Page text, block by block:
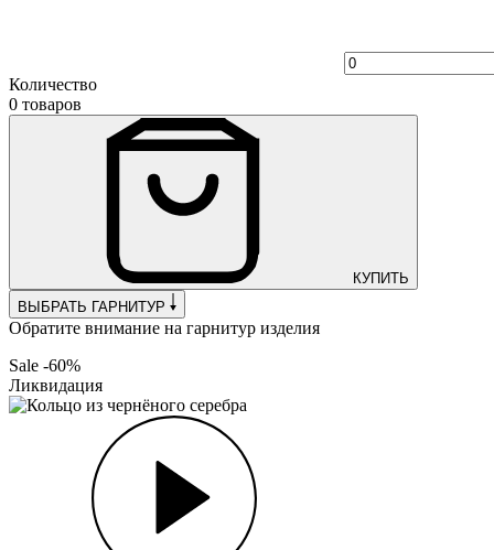
Количество
0 товаров
КУПИТЬ
ВЫБРАТЬ ГАРНИТУР
Обратите внимание на гарнитур изделия
Sale -60%
Ликвидация